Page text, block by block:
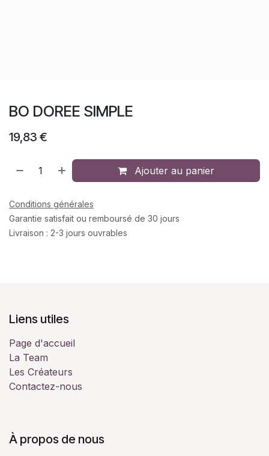
BO DOREE SIMPLE
19,83 €
Ajouter au panier
Conditions générales
Garantie satisfait ou remboursé de 30 jours
Livraison : 2-3 jours ouvrables
Liens utiles
Page d'accueil
La Team
Les Créateurs
Contactez-nous
À propos de nous